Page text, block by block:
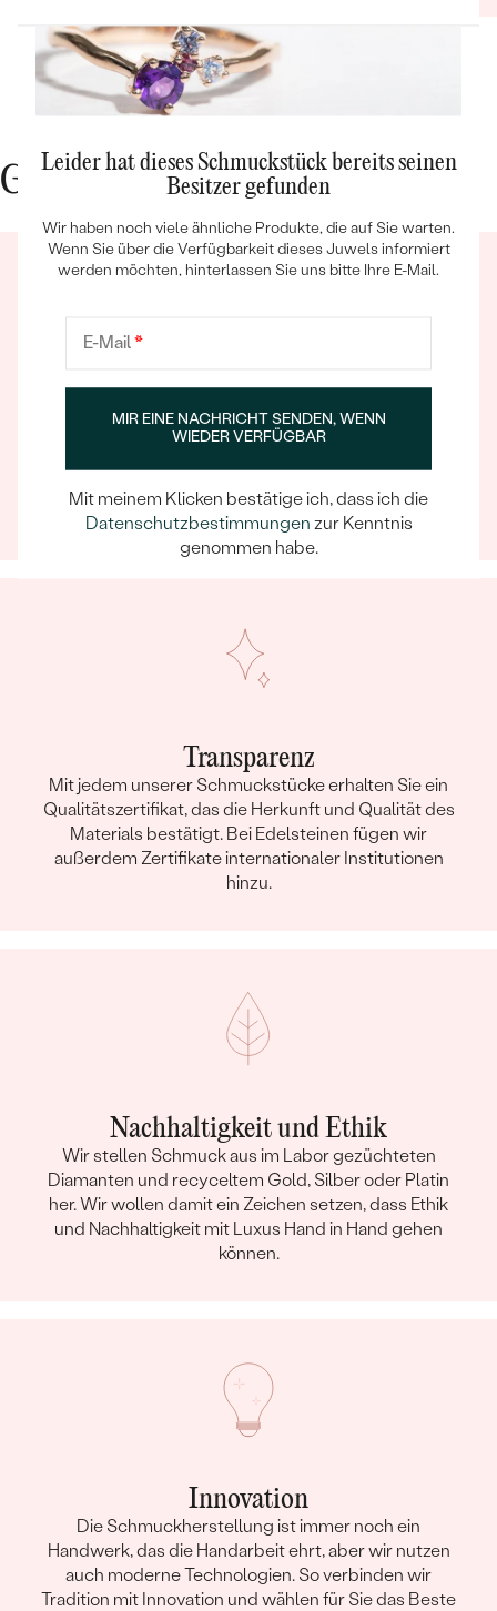
Bestseller
Gute Gründe für Eppi
Ein Eppi-sches Erlebnis
Wenn Sie online oder persönlich einkaufen, können Sie
dass schon die Auswahl eines Schmuckstücks zu
einem unvergesslichen Erlebnis wird.
Transparenz
Mit jedem unserer Schmuckstücke erhalten Sie ein
Qualitätszertifikat, das die Herkunft und Qualität des
Materials bestätigt. Bei Edelsteinen fügen wir
außerdem Zertifikate internationaler Institutionen
hinzu.
Nachhaltigkeit und Ethik
Wir stellen Schmuck aus im Labor gezüchteten
Diamanten und recyceltem Gold, Silber oder Platin
her. Wir wollen damit ein Zeichen setzen, dass Ethik
und Nachhaltigkeit mit Luxus Hand in Hand gehen
können.
Innovation
Die Schmuckherstellung ist immer noch ein
Handwerk, das die Handarbeit ehrt, aber wir nutzen
auch moderne Technologien. So verbinden wir
Tradition mit Innovation und wählen für Sie das Beste
Leider hat dieses Schmuckstück bereits seinen
Besitzer gefunden
Wir haben noch viele ähnliche Produkte, die auf Sie warten.
Wenn Sie über die Verfügbarkeit dieses Juwels informiert
werden möchten, hinterlassen Sie uns bitte Ihre E-Mail.
E-Mail*
MIR EINE NACHRICHT SENDEN, WENN
WIEDER VERFÜGBAR
Mit meinem Klicken bestätige ich, dass ich die
Datenschutzbestimmungen zur Kenntnis
genommen habe.